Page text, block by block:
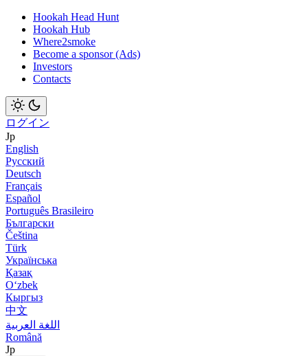
Hookah Head Hunt
Hookah Hub
Where2smoke
Become a sponsor (Ads)
Investors
Contacts
ログイン
Jp
English
Русский
Deutsch
Français
Español
Português Brasileiro
Български
Čeština
Türk
Українська
Қазақ
Оʻzbek
Кыргыз
中文
اللغة العربية
Română
Jp